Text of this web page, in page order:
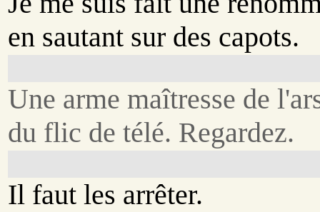
en sautant sur des capots.
Une arme maîtresse de
du flic de télé. Regardez.
Il faut les arrêter.